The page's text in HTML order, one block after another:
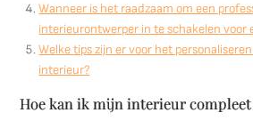
Wanneer is het raadzaam om een
interieurontwerper in te schakelen voor
Welke tips zijn er voor het
interieur?
Hoe kan ik mijn interieur compleet